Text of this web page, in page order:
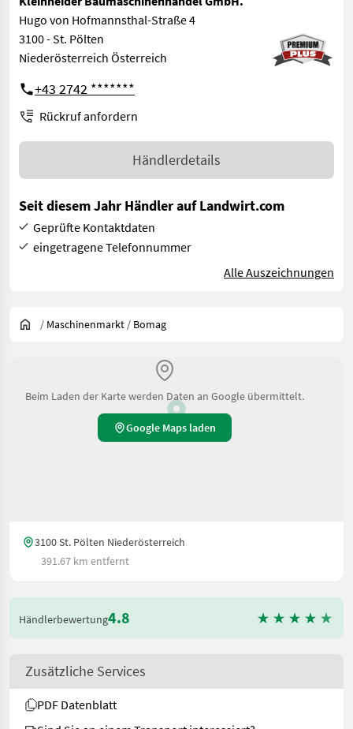
Hugo von Hofmannsthal-Straße 4
3100 - St. Pölten
Niederösterreich Österreich
+43 2742 *******
Rückruf anfordern
Händlerdetails
Seit diesem Jahr Händler auf Landwirt.com
Geprüfte Kontaktdaten
eingetragene Telefonnummer
Alle Auszeichnungen
/ Maschinenmarkt / Bomag
Beim Laden der Karte werden Daten an Google übermittelt.
Google Maps laden
3100 St. Pölten Niederösterreich
391.67 km entfernt
Händlerbewertung4.8
Zusätzliche Services
PDF Datenblatt